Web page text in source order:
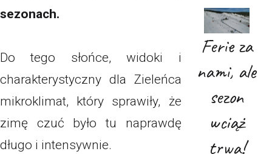
sezonach.
Do tego słońce, widoki i
charakterystyczny dla Zieleńca
mikroklimat, który sprawiły, że
zimę czuć było tu naprawdę
długo i intensywnie.
Ferie za
nami, ale
sezon
wciąż
trwa!